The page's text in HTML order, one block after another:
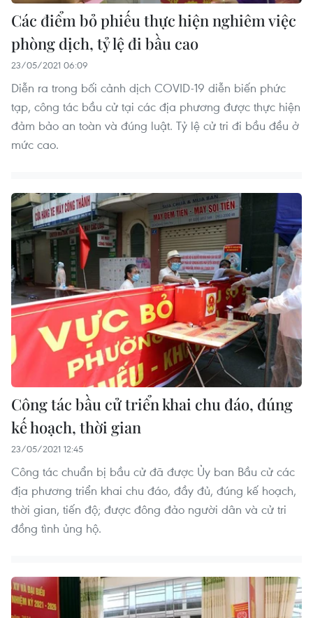
Các điểm bỏ phiếu thực hiện nghiêm việc
phòng dịch, tỷ lệ đi bầu cao
23/05/2021 06:09
Diễn ra trong bối cảnh dịch COVID-19 diễn biến phức
tạp, công tác bầu cử tại các địa phương được thực hiện
đảm bảo an toàn và đúng luật. Tỷ lệ cử tri đi bầu đều ở
mức cao.
Công tác bầu cử triển khai chu đáo, đúng
kế hoạch, thời gian
23/05/2021 12:45
Công tác chuẩn bị bầu cử đã được Ủy ban Bầu cử các
địa phương triển khai chu đáo, đầy đủ, đúng kế hoạch,
thời gian, tiến độ; được đông đảo người dân và cử tri
đồng tình ủng hộ.